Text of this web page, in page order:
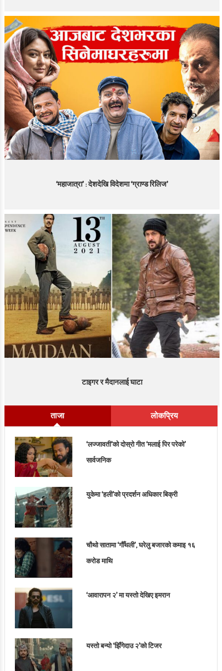
‘महाजात्रा’ : देशदेखि विदेशमा ‘ग्राण्ड रिलिज’
टाइगर र मैदानलाई घाटा
ताजा लोकप्रिय
‘लज्जावती’को दोस्रो गीत ‘मलाई पिर परेको’
सार्वजनिक
युकेमा ‘हली’को प्रदर्शन अधिकार बिक्री
चौथो सातामा ‘गौँथली’, घरेलु बजारको कमाइ १६
करोड माथि
‘आवारापन २’ मा यस्तो देखिए इमरान
यस्तो बन्यो ‘झिँगेदाउ २’को टिजर